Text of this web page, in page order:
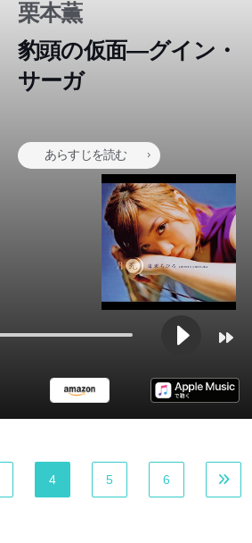
栗本薫
豹頭の仮面―グイン・
サーガ
あらすじを読む
4 5 6